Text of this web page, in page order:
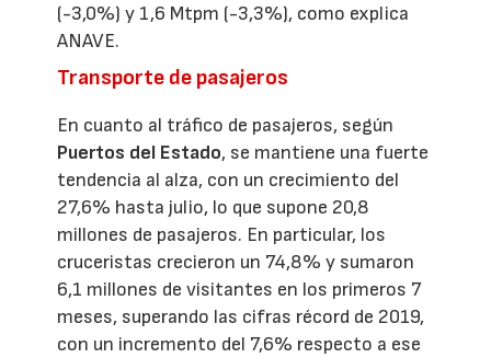
(-3,0%) y 1,6 Mtpm (-3,3%), como explica
ANAVE.
Transporte de pasajeros
En cuanto al tráfico de pasajeros, según
Puertos del Estado, se mantiene una fuerte
tendencia al alza, con un crecimiento del
27,6% hasta julio, lo que supone 20,8
millones de pasajeros. En particular, los
cruceristas crecieron un 74,8% y sumaron
6,1 millones de visitantes en los primeros 7
meses, superando las cifras récord de 2019,
con un incremento del 7,6% respecto a ese